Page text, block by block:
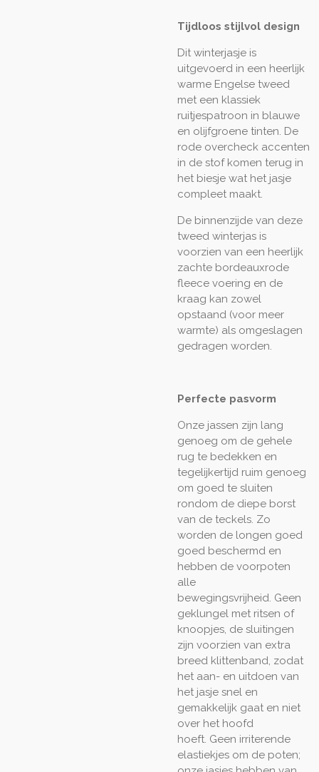
Tijdloos stijlvol design
Dit winterjasje is
uitgevoerd in een heerlijk
warme Engelse tweed
met een klassiek
ruitjespatroon in blauwe
en olijfgroene tinten. De
rode overcheck accenten
in de stof komen terug in
het biesje wat het jasje
compleet maakt.
De binnenzijde van deze
tweed winterjas is
voorzien van een heerlijk
zachte bordeauxrode
fleece voering en de
kraag kan zowel
opstaand (voor meer
warmte) als omgeslagen
gedragen worden.
Perfecte pasvorm
Onze jassen zijn lang
genoeg om de gehele
rug te bedekken en
tegelijkertijd ruim genoeg
om goed te sluiten
rondom de diepe borst
van de teckels. Zo
worden de longen goed
goed beschermd en
hebben de voorpoten
alle
bewegingsvrijheid. Geen
geklungel met ritsen of
knoopjes, de sluitingen
zijn voorzien van extra
breed klittenband, zodat
het aan- en uitdoen van
het jasje snel en
gemakkelijk gaat en niet
over het hoofd
hoeft. Geen irriterende
elastiekjes om de poten;